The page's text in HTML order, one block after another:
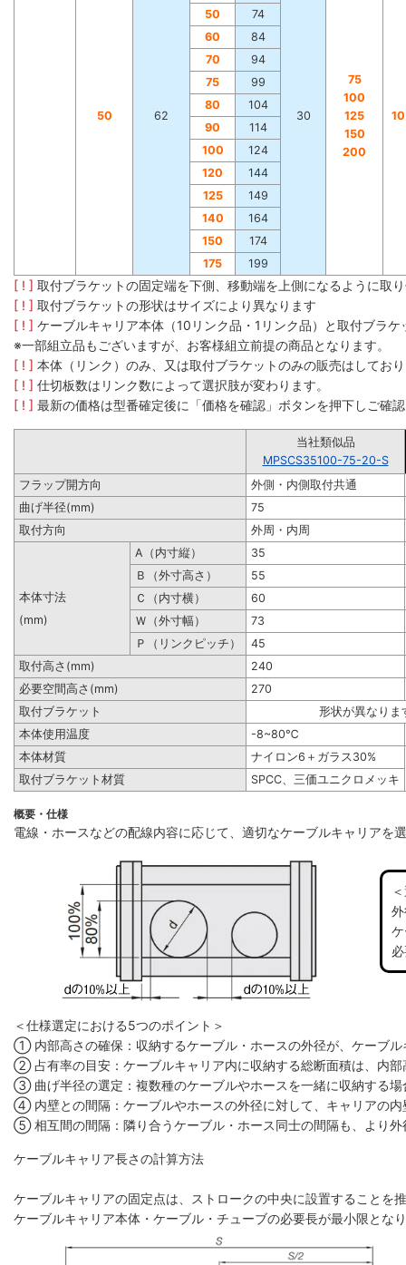
50 62 30
75
100
125
150
200
50
74
60
84
70
94
75
99
80
104
90
114
100
124
120
144
125
149
140
164
150
174
175
199
[ ! ] 取付ブラケットの固定端を下側、移動端を上側になるように取
[ ! ] 取付ブラケットの形状はサイズにより異なります
[ ! ] ケーブルキャリア本体（10リンク品・1リンク品）と取付ブラ
※一部組立品もございますが、お客様組立前提の商品となります。
[ ! ] 本体（リンク）のみ、又は取付ブラケットのみの販売はしてお
[ ! ] 仕切板数はリンク数によって選択肢が変わります。
[ ! ] 最新の価格は型番確定後に「価格を確認」ボタンを押下しご確
当社類似品
MPSCS35100-75-20-S
フラップ開方向
外側・内側取付共通
曲げ半径(mm)
75
取付方向
外周・内周
A（内寸縦）
35
Ｂ（外寸高さ）
55
本体寸法
Ｃ（内寸横）
60
(mm)
Ｗ（外寸幅）
73
Ｐ（リンクピッチ）
45
取付高さ(mm)
240
必要空間高さ(mm)
270
取付ブラケット
形状が異なりま
本体使用温度
-8~80℃
本体材質
ナイロン6＋ガラス30%
取付ブラケット材質
SPCC、三価ユニクロメッキ
概要・仕様
電線・ホースなどの配線内容に応じて、適切なケーブルキャリアを
＜仕様選定における5つのポイント＞
① 内部高さの確保：収納するケーブル・ホースの外径が、ケーブ
② 占有率の目安：ケーブルキャリア内に収納する総断面積は、内
③ 曲げ半径の選定：複数種のケーブルやホースを一緒に収納する
④ 内壁との間隔：ケーブルやホースの外径に対して、キャリアの
⑤ 相互間の間隔：隣り合うケーブル・ホース同士の間隔も、より
ケーブルキャリア長さの計算方法
ケーブルキャリアの固定点は、ストロークの中央に設置することを
ケーブルキャリア本体・ケーブル・チューブの必要長が最小限とな